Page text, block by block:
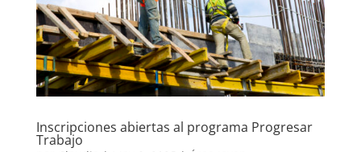
Inscripciones abiertas al programa Progresar
Trabajo